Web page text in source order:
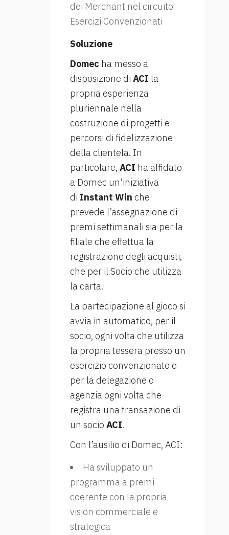
dei Merchant nel circuito
Esercizi Convenzionati
Soluzione
Domec ha messo a
disposizione di ACI la
propria esperienza
pluriennale nella
costruzione di progetti e
percorsi di fidelizzazione
della clientela. In
particolare, ACI ha affidato
a Domec un’iniziativa
di Instant Win che
prevede l’assegnazione di
premi settimanali sia per la
filiale che effettua la
registrazione degli acquisti,
che per il Socio che utilizza
la carta.
La partecipazione al gioco si
avvia in automatico, per il
socio, ogni volta che utilizza
la propria tessera presso un
esercizio convenzionato e
per la delegazione o
agenzia ogni volta che
registra una transazione di
un socio ACI.
Con l’ausilio di Domec, ACI:
Ha sviluppato un
programma a premi
coerente con la propria
vision commerciale e
strategica